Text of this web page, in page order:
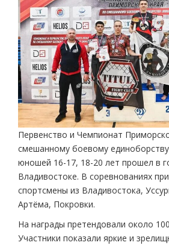
Первенство и Чемпионат
смешанному боевому
юношей 16-17, 18-20 лет прошел в
Владивостоке. В соревнованиях
спортсмены из Владивостока,
Артёма, Покровки.
На награды претендовали около
Участники показали яркие и